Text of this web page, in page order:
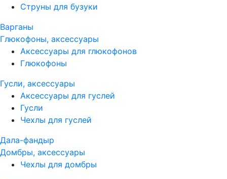
Струны для бузуки
Варганы
Глюкофоны, аксессуары
Аксессуары для глюкофонов
Глюкофоны
Гусли, аксессуары
Аксессуары для гуслей
Гусли
Чехлы для гуслей
Дала-фандыр
Домбры, аксессуары
Чехлы для домбры